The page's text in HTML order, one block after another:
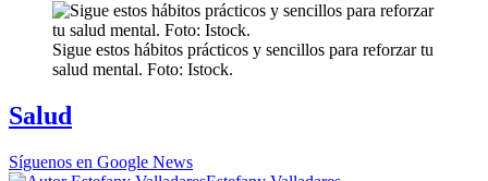
Sigue estos hábitos prácticos y sencillos para reforzar tu
salud mental. Foto: Istock.
Salud
Síguenos en Google News